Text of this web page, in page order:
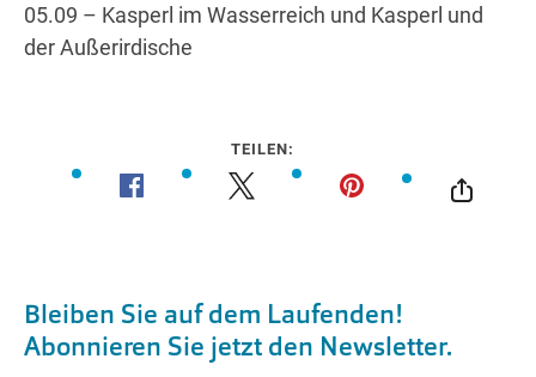
05.09 – Kasperl im Wasserreich und Kasperl und
der Außerirdische
TEILEN: